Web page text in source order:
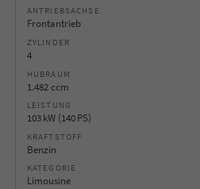
ANTRIEBSACHSE
Frontantrieb
ZYLINDER
4
HUBRAUM
1.482 ccm
LEISTUNG
103 kW (140 PS)
KRAFTSTOFF
Benzin
KATEGORIE
Limousine